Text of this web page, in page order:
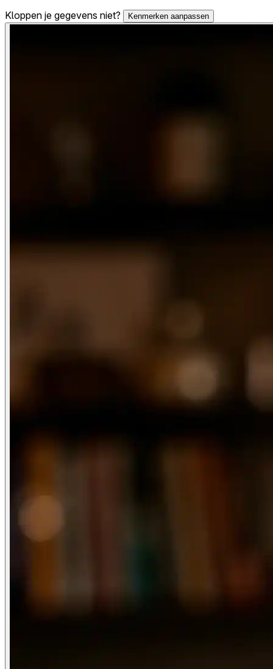
Kloppen je gegevens niet?
Kenmerken aanpassen